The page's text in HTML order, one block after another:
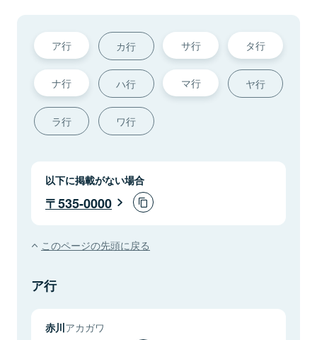
ア行 カ行 サ行 タ行
ナ行 ハ行 マ行 ヤ行
ラ行 ワ行
以下に掲載がない場合
535-0000
このページの先頭に戻る
ア行
赤川アカガワ